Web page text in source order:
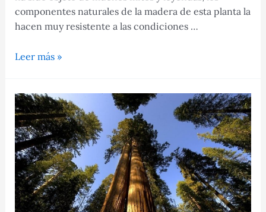
componentes naturales de la madera de esta planta la
hacen muy resistente a las condiciones …
Aliso
sobre
el
árbol
de
bosques
ribereños
Leer más »